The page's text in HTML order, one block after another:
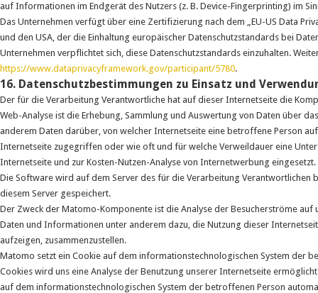
auf Informationen im Endgerät des Nutzers (z. B. Device-Fingerprinting) im
Das Unternehmen verfügt über eine Zertifizierung nach dem „EU-US Data
und den USA, der die Einhaltung europäischer Datenschutzstandards bei
Unternehmen verpflichtet sich, diese Datenschutzstandards einzuhalten.
https://www.dataprivacyframework.gov/participant/5780.
16. Datenschutzbestimmungen zu Einsatz und
Der für die Verarbeitung Verantwortliche hat auf dieser Internetseite die
Web-Analyse ist die Erhebung, Sammlung und Auswertung von Daten über
anderem Daten darüber, von welcher Internetseite eine betroffene Person
Internetseite zugegriffen oder wie oft und für welche Verweildauer eine
Internetseite und zur Kosten-Nutzen-Analyse von Internetwerbung eingesetzt.
Die Software wird auf dem Server des für die Verarbeitung Verantwortlichen
diesem Server gespeichert.
Der Zweck der Matomo-Komponente ist die Analyse der Besucherströme
Daten und Informationen unter anderem dazu, die Nutzung dieser
aufzeigen, zusammenzustellen.
Matomo setzt ein Cookie auf dem informationstechnologischen System der
Cookies wird uns eine Analyse der Benutzung unserer Internetseite
auf dem informationstechnologischen System der betroffenen Person